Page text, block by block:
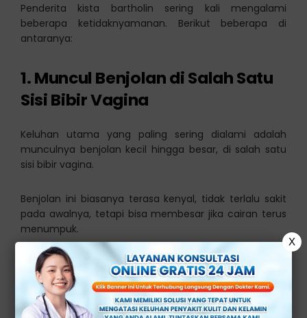
Penderita kista bartholin sering kali mengalami
beberapa ketidaknyamanan. Berikut beberapa di
antaranya:
1. Muncul Benjolan di Salah Satu
Sisi Bibir Vagina
Keluhan utama yang paling sering dialami adalah
munculnya benjolan kecil hingga besar, di salah satu
sisi bibir vagina.
Benjolan ini biasanya terasa kenyal, tidak terlalu sakit
pada awalnya, tetapi bisa membesar jika cairan terus
menumpuk.
2. Rasa Tidak Nyaman saat
Duduk atau Berjalan
X